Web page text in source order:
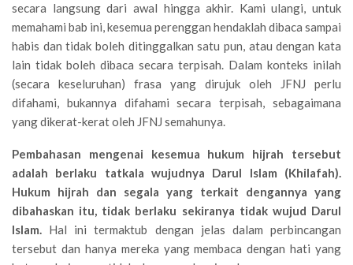
secara langsung dari awal hingga akhir. Kami ulangi, untuk
memahami bab ini, kesemua perenggan hendaklah dibaca sampai
habis dan tidak boleh ditinggalkan satu pun, atau dengan kata
lain tidak boleh dibaca secara terpisah. Dalam konteks inilah
(secara keseluruhan) frasa yang dirujuk oleh JFNJ perlu
difahami, bukannya difahami secara terpisah, sebagaimana
yang dikerat-kerat oleh JFNJ semahunya.
Pembahasan mengenai kesemua hukum hijrah tersebut
adalah berlaku tatkala wujudnya Darul Islam (Khilafah).
Hukum hijrah dan segala yang terkait dengannya yang
dibahaskan itu, tidak berlaku sekiranya tidak wujud Darul
Islam. Hal ini termaktub dengan jelas dalam perbincangan
tersebut dan hanya mereka yang membaca dengan hati yang